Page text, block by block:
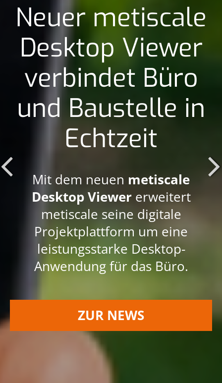
Neuer metiscale
Desktop Viewer
verbindet Büro
und Baustelle in
Echtzeit
Mit dem neuen metiscale
Desktop Viewererweitert
metiscale seine digitale
Projektplattform um eine
leistungsstarke Desktop-
Anwendung für das Büro.
ZUR NEWS